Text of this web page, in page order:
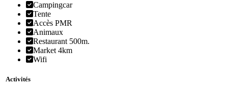
Campingcar
Tente
Accès PMR
Animaux
Restaurant 500m.
Market 4km
Wifi
Activités